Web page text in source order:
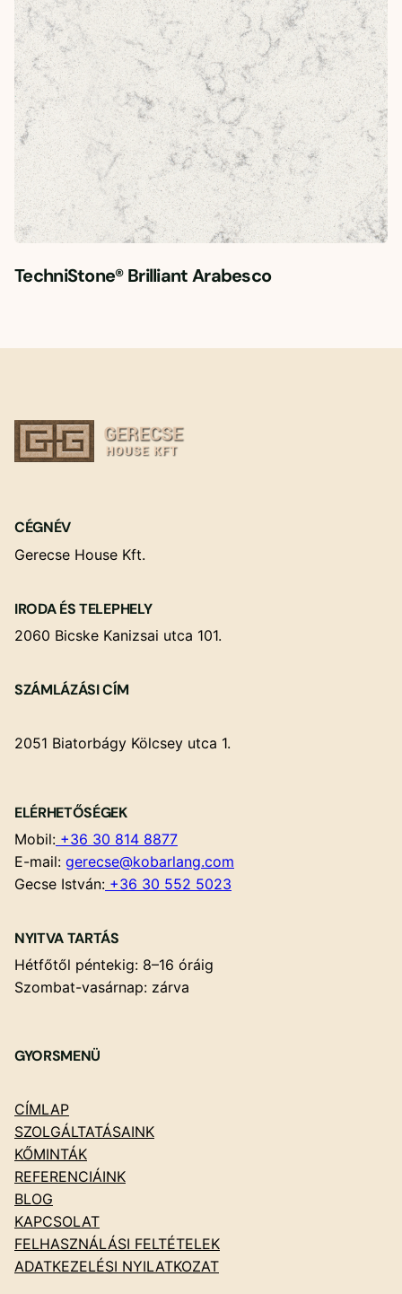
TechniStone® Brilliant Arabesco
CÉGNÉV
Gerecse House Kft.
IRODA ÉS TELEPHELY
2060 Bicske Kanizsai utca 101.
SZÁMLÁZÁSI CÍM
2051 Biatorbágy Kölcsey utca 1.
ELÉRHETŐSÉGEK
Mobil: +36 30 814 8877
E-mail: gerecse@kobarlang.com
Gecse István: +36 30 552 5023
NYITVA TARTÁS
Hétfőtől péntekig: 8–16 óráig
Szombat-vasárnap: zárva
GYORSMENÜ
CÍMLAP
SZOLGÁLTATÁSAINK
KŐMINTÁK
REFERENCIÁINK
BLOG
KAPCSOLAT
FELHASZNÁLÁSI FELTÉTELEK
ADATKEZELÉSI NYILATKOZAT